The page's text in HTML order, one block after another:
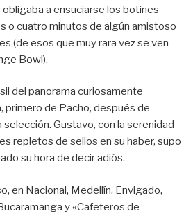
obligaba a ensuciarse los botines
o cuatro minutos de algún amistoso
(de esos que muy rara vez se ven
Bowl).
del panorama curiosamente
primero de Pacho, después de
selección. Gustavo, con la serenidad
repletos de sellos en su haber, supo
su hora de decir adiós.
en Nacional, Medellín, Envigado,
y «Cafeteros de